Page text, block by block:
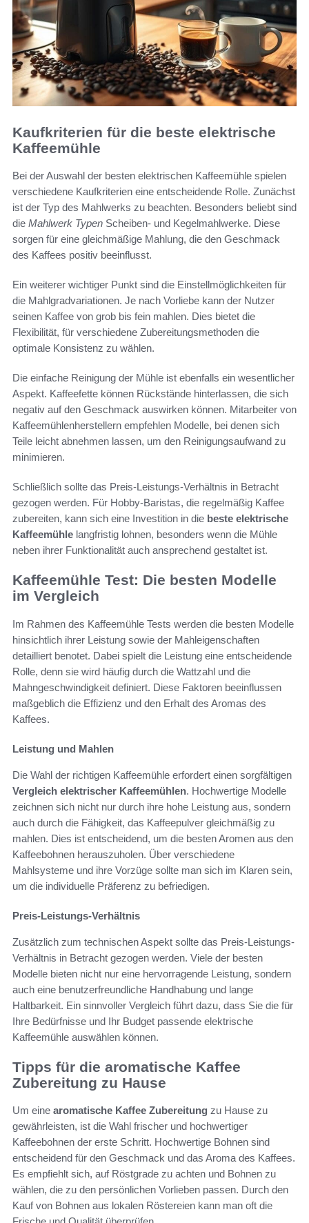
Kaufkriterien für die beste elektrische
Kaffeemühle
Bei der Auswahl der besten elektrischen Kaffeemühle spielen
verschiedene Kaufkriterien eine entscheidende Rolle. Zunächst
ist der Typ des Mahlwerks zu beachten. Besonders beliebt sind
die Mahlwerk Typen Scheiben- und Kegelmahlwerke. Diese
sorgen für eine gleichmäßige Mahlung, die den Geschmack
des Kaffees positiv beeinflusst.
Ein weiterer wichtiger Punkt sind die Einstellmöglichkeiten für
die Mahlgradvariationen. Je nach Vorliebe kann der Nutzer
seinen Kaffee von grob bis fein mahlen. Dies bietet die
Flexibilität, für verschiedene Zubereitungsmethoden die
optimale Konsistenz zu wählen.
Die einfache Reinigung der Mühle ist ebenfalls ein wesentlicher
Aspekt. Kaffeefette können Rückstände hinterlassen, die sich
negativ auf den Geschmack auswirken können. Mitarbeiter von
Kaffeemühlenherstellern empfehlen Modelle, bei denen sich
Teile leicht abnehmen lassen, um den Reinigungsaufwand zu
minimieren.
Schließlich sollte das Preis-Leistungs-Verhältnis in Betracht
gezogen werden. Für Hobby-Baristas, die regelmäßig Kaffee
zubereiten, kann sich eine Investition in die beste elektrische
Kaffeemühle langfristig lohnen, besonders wenn die Mühle
neben ihrer Funktionalität auch ansprechend gestaltet ist.
Kaffeemühle Test: Die besten Modelle
im Vergleich
Im Rahmen des Kaffeemühle Tests werden die besten Modelle
hinsichtlich ihrer Leistung sowie der Mahleigenschaften
detailliert benotet. Dabei spielt die Leistung eine entscheidende
Rolle, denn sie wird häufig durch die Wattzahl und die
Mahngeschwindigkeit definiert. Diese Faktoren beeinflussen
maßgeblich die Effizienz und den Erhalt des Aromas des
Kaffees.
Leistung und Mahlen
Die Wahl der richtigen Kaffeemühle erfordert einen sorgfältigen
Vergleich elektrischer Kaffeemühlen. Hochwertige Modelle
zeichnen sich nicht nur durch ihre hohe Leistung aus, sondern
auch durch die Fähigkeit, das Kaffeepulver gleichmäßig zu
mahlen. Dies ist entscheidend, um die besten Aromen aus den
Kaffeebohnen herauszuholen. Über verschiedene
Mahlsysteme und ihre Vorzüge sollte man sich im Klaren sein,
um die individuelle Präferenz zu befriedigen.
Preis-Leistungs-Verhältnis
Zusätzlich zum technischen Aspekt sollte das Preis-Leistungs-
Verhältnis in Betracht gezogen werden. Viele der besten
Modelle bieten nicht nur eine hervorragende Leistung, sondern
auch eine benutzerfreundliche Handhabung und lange
Haltbarkeit. Ein sinnvoller Vergleich führt dazu, dass Sie die für
Ihre Bedürfnisse und Ihr Budget passende elektrische
Kaffeemühle auswählen können.
Tipps für die aromatische Kaffee
Zubereitung zu Hause
Um eine aromatische Kaffee Zubereitung zu Hause zu
gewährleisten, ist die Wahl frischer und hochwertiger
Kaffeebohnen der erste Schritt. Hochwertige Bohnen sind
entscheidend für den Geschmack und das Aroma des Kaffees.
Es empfiehlt sich, auf Röstgrade zu achten und Bohnen zu
wählen, die zu den persönlichen Vorlieben passen. Durch den
Kauf von Bohnen aus lokalen Röstereien kann man oft die